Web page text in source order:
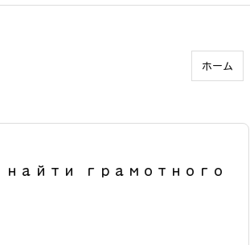


前へ
ホーム
найти грамотного